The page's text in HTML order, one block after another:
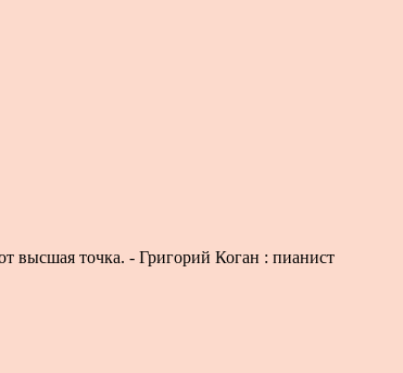
высшая точка. - Григорий Коган : пианист